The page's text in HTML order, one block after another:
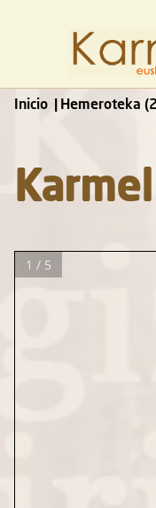
Inicio Hemeroteka
1 / 5